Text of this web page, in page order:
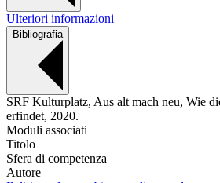
Ulteriori informazioni
Bibliografia
SRF Kulturplatz, Aus alt mach neu, Wie
erfindet, 2020.
Moduli associati
Titolo
Sfera di competenza
Autore